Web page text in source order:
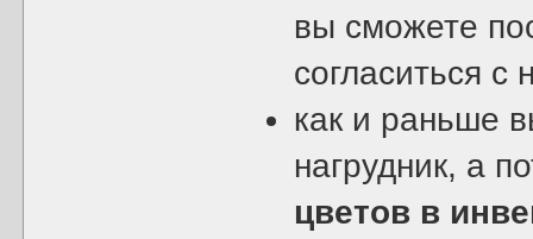
вы сможете
согласиться с
как и раньше
нагрудник, а
цветов в